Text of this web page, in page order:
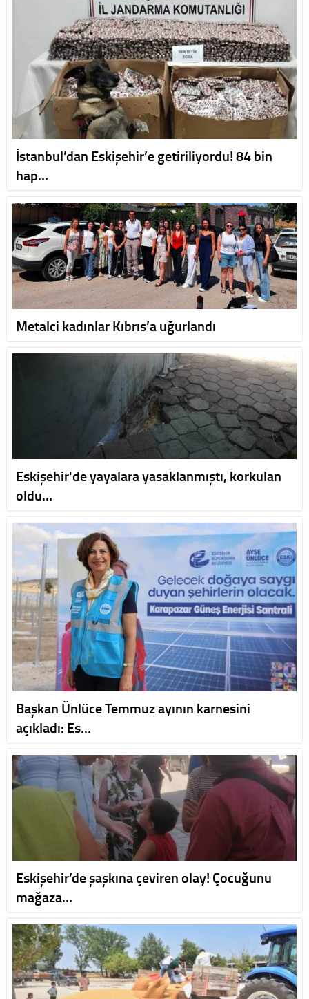
İstanbul’dan Eskişehir’e getiriliyordu! 84 bin
hap…
Metalci kadınlar Kıbrıs’a uğurlandı
Eskişehir'de yayalara yasaklanmıştı, korkulan
oldu…
Başkan Ünlüce Temmuz ayının karnesini
açıkladı: Es…
Eskişehir’de şaşkına çeviren olay! Çocuğunu
mağaza…